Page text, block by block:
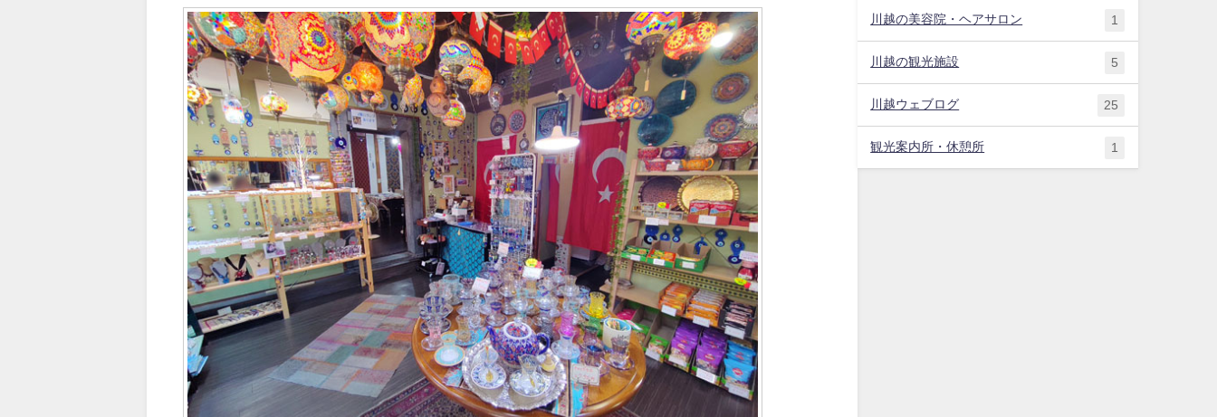
川越の美容院・ヘアサロン 1
川越の観光施設 5
川越ウェブログ 25
観光案内所・休憩所 1